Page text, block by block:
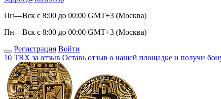
Пн—Вск с 8:00 до 00:00 GMT+3 (Москва)
Пн—Вск с 8:00 до 00:00 GMT+3 (Москва)
Регистрация Войти
10 TRX за отзыв Оставь отзыв о нашей площадке и получи